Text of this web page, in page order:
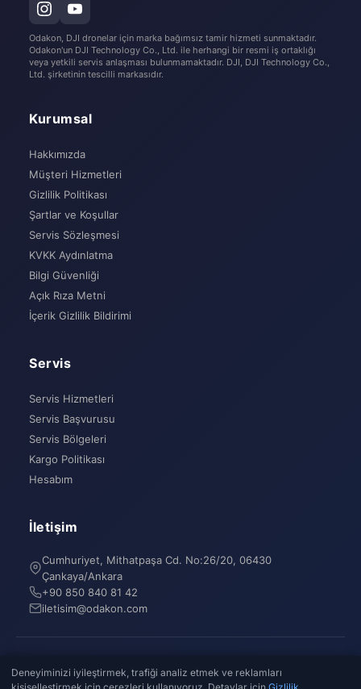
Odakon, DJI dronelar için marka bağımsız tamir hizmeti sunmaktadır.
Odakon'un DJI Technology Co., Ltd. ile herhangi bir resmi iş ortaklığı
veya yetkili servis anlaşması bulunmamaktadır. DJI, DJI Technology Co.,
Ltd. şirketinin tescilli markasıdır.
Kurumsal
Hakkımızda
Müşteri Hizmetleri
Gizlilik Politikası
Şartlar ve Koşullar
Servis Sözleşmesi
KVKK Aydınlatma
Bilgi Güvenliği
Açık Rıza Metni
İçerik Gizlilik Bildirimi
Servis
Servis Hizmetleri
Servis Başvurusu
Servis Bölgeleri
Kargo Politikası
Hesabım
İletişim
Cumhuriyet, Mithatpaşa Cd. No:26/20, 06430
Çankaya/Ankara
+90 850 840 81 42
iletisim@odakon.com
Vergi No: 25879953424 · Ankara Vergi Dairesi · Cumhuriyet, Mithatpaşa
Deneyiminizi iyileştirmek, trafiği analiz etmek ve reklamları